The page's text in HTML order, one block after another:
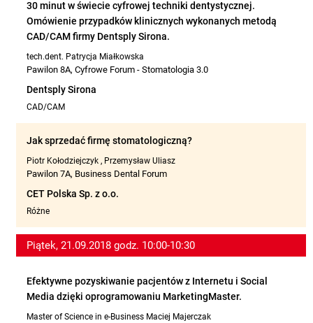
30 minut w świecie cyfrowej techniki dentystycznej.
Omówienie przypadków klinicznych wykonanych metodą
CAD/CAM firmy Dentsply Sirona.
tech.dent. Patrycja Miałkowska
Pawilon 8A, Cyfrowe Forum - Stomatologia 3.0
Dentsply Sirona
CAD/CAM
Jak sprzedać firmę stomatologiczną?
Piotr Kołodziejczyk , Przemysław Uliasz
Pawilon 7A, Business Dental Forum
CET Polska Sp. z o.o.
Różne
Piątek, 21.09.2018 godz. 10:00-10:30
Efektywne pozyskiwanie pacjentów z Internetu i Social
Media dzięki oprogramowaniu MarketingMaster.
Master of Science in e-Business Maciej Majerczak